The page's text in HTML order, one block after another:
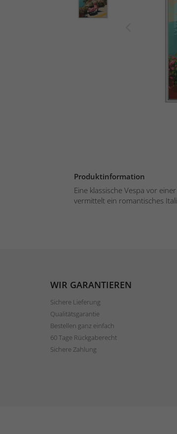
Produktinformation
Eine klassische Vespa vor
vermittelt ein romantisches
WIR GARANTIEREN
Sichere Lieferung
Qualitätsgarantie
Bestellen ganz einfach
60 Tage Rückgaberecht
Sichere Zahlung